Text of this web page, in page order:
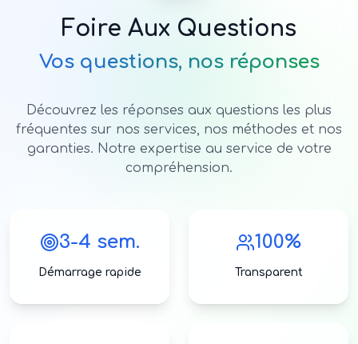
Foire Aux Questions
Vos questions, nos réponses
Découvrez les réponses aux questions les plus
fréquentes sur nos services, nos méthodes et nos
garanties. Notre expertise au service de votre
compréhension.
3-4 sem.
Démarrage rapide
100%
Transparent